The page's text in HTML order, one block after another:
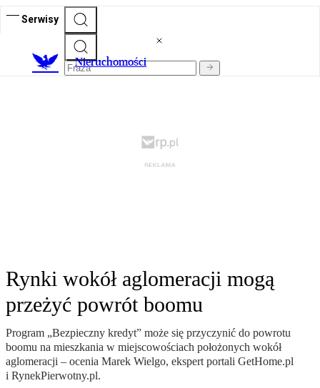
Serwisy
Nieruchomości
Rynki wokół aglomeracji mogą
przeżyć powrót boomu
Program „Bezpieczny kredyt” może się przyczynić do powrotu
boomu na mieszkania w miejscowościach położonych wokół
aglomeracji – ocenia Marek Wielgo, ekspert portali GetHome.pl
i RynekPierwotny.pl.